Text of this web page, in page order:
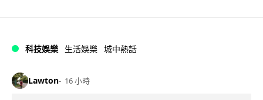
科技娛樂 生活娛樂 城中熱話
Lawton 16 小時